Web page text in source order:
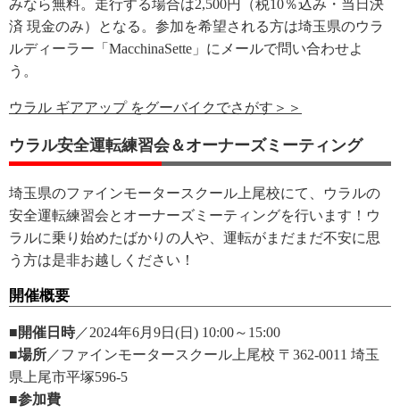
みなら無料。走行する場合は2,500円（税10％込み・当日決
済 現金のみ）となる。参加を希望される方は埼玉県のウラ
ルディーラー「MacchinaSette」にメールで問い合わせよ
う。
ウラル ギアアップ をグーバイクでさがす＞＞
ウラル安全運転練習会＆オーナーズミーティング
埼玉県のファインモータースクール上尾校にて、ウラルの
安全運転練習会とオーナーズミーティングを行います！ウ
ラルに乗り始めたばかりの人や、運転がまだまだ不安に思
う方は是非お越しください！
開催概要
■開催日時／2024年6月9日(日) 10:00～15:00
■場所 ／ファインモータースクール上尾校 〒362-0011 埼玉
県上尾市平塚596-5
■参加費